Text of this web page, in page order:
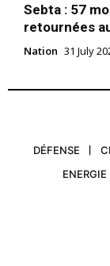
Sebta : 57
retournées
Nation 31 July
DÉFENSE
ENERGIE